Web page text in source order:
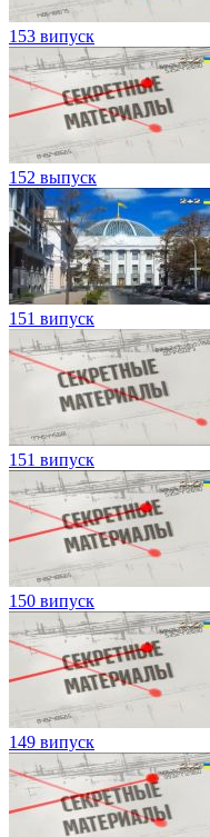
153 випуск
152 выпуск
151 випуск
151 випуск
150 випуск
149 випуск